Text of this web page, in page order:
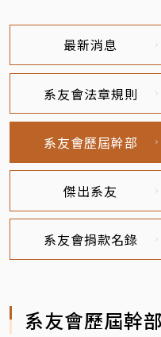
最新消息
系友會法章規則
系友會歷屆幹部
傑出系友
系友會捐款名錄
系友會歷屆幹部